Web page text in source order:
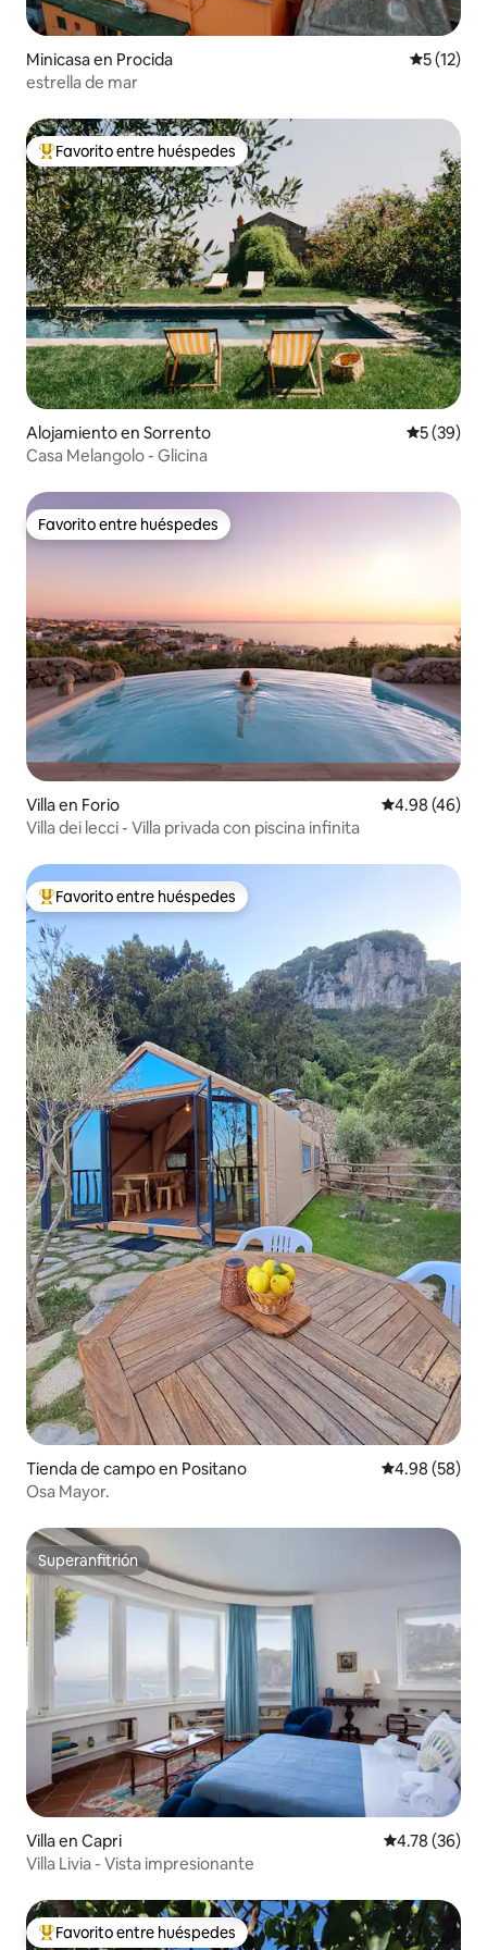
Minicasa en Procida
5 (12)
estrella de mar
Favorito entre huéspedes preferido
Favorito entre huéspedes
Alojamiento en Sorrento
5 (39)
Casa Melangolo - Glicina
Favorito entre huéspedes
Favorito entre huéspedes
Villa en Forio Calificación
4.98 (46)
Villa dei lecci - Villa privada con piscina infinita
Favorito entre huéspedes preferido
Favorito entre huéspedes
Tienda de campo en Positano Calificación
4.98 (58)
Osa Mayor.
Superanfitrión
Superanfitrión
Villa en Capri Calificación
4.78 (36)
Villa Livia - Vista impresionante
Favorito entre huéspedes preferido
Favorito entre huéspedes